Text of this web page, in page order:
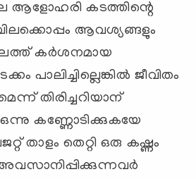
ആളോഹരി കടത്തിന്റെ
ആവശ്യങ്ങളും
കര്‍ശനമായ
പാലിച്ചില്ലെങ്കില്‍ ജീവിതം
തിരിച്ചറിയാന്
ഒന്നു കണ്ണോടിക്കുകയേ
താളം തെറ്റി ഒരു കഷ്ണം